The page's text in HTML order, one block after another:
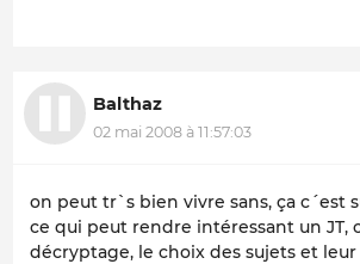
Balthaz
02 mai 2008 à 11:57:03
on peut tr`s bien vivre sans, ça c´est
ce qui peut rendre intéressant un JT,
décryptage, le choix des sujets et